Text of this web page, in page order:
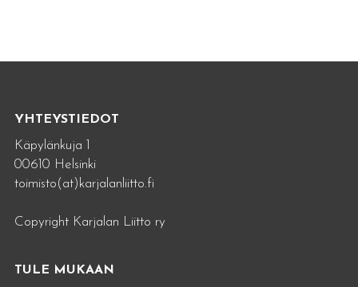
YHTEYSTIEDOT
Käpylänkuja 1
00610 Helsinki
toimisto(at)karjalanliitto.fi
Copyright Karjalan Liitto ry
TULE MUKAAN